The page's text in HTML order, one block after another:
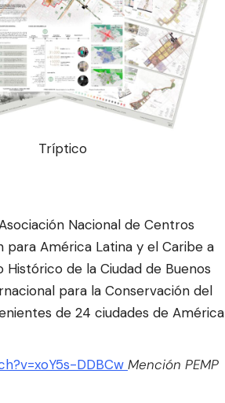
Tríptico
Nacional de Centros
para América Latina y el Caribe a
de la Ciudad de Buenos
para la Conservación del
de 24 ciudades de América
DDBCw Mención PEMP